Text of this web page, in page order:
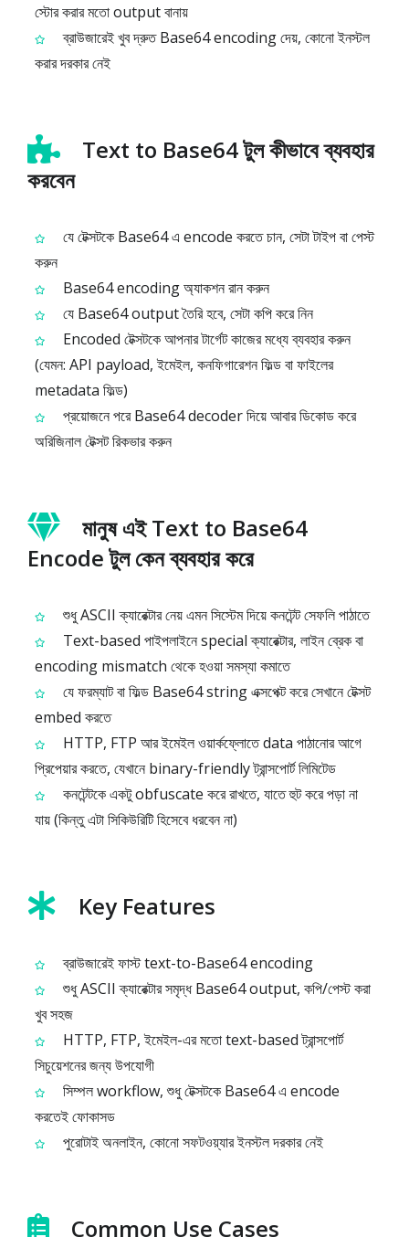
স্টোর করার মতো output বানায়
ব্রাউজারেই খুব দ্রুত Base64 encoding দেয়, কোনো ইনস্টল
করার দরকার নেই
Text to Base64 টুল কীভাবে ব্যবহার
করবেন
যে টেক্সটকে Base64 এ encode করতে চান, সেটা টাইপ বা পেস্ট
করুন
Base64 encoding অ্যাকশন রান করুন
যে Base64 output তৈরি হবে, সেটা কপি করে নিন
Encoded টেক্সটকে আপনার টার্গেট কাজের মধ্যে ব্যবহার করুন
(যেমন: API payload, ইমেইল, কনফিগারেশন ফিল্ড বা ফাইলের
metadata ফিল্ড)
প্রয়োজনে পরে Base64 decoder দিয়ে আবার ডিকোড করে
অরিজিনাল টেক্সট রিকভার করুন
মানুষ এই Text to Base64
Encode টুল কেন ব্যবহার করে
শুধু ASCII ক্যারেক্টার নেয় এমন সিস্টেম দিয়ে কনটেন্ট সেফলি পাঠাতে
Text-based পাইপলাইনে special ক্যারেক্টার, লাইন ব্রেক বা
encoding mismatch থেকে হওয়া সমস্যা কমাতে
যে ফরম্যাট বা ফিল্ড Base64 string এক্সপেক্ট করে সেখানে টেক্সট
embed করতে
HTTP, FTP আর ইমেইল ওয়ার্কফ্লোতে data পাঠানোর আগে
প্রিপেয়ার করতে, যেখানে binary-friendly ট্রান্সপোর্ট লিমিটেড
কনটেন্টকে একটু obfuscate করে রাখতে, যাতে হুট করে পড়া না
যায় (কিন্তু এটা সিকিউরিটি হিসেবে ধরবেন না)
Key Features
ব্রাউজারেই ফাস্ট text-to-Base64 encoding
শুধু ASCII ক্যারেক্টার সমৃদ্ধ Base64 output, কপি/পেস্ট করা
খুব সহজ
HTTP, FTP, ইমেইল-এর মতো text-based ট্রান্সপোর্ট
সিচুয়েশনের জন্য উপযোগী
সিম্পল workflow, শুধু টেক্সটকে Base64 এ encode
করতেই ফোকাসড
পুরোটাই অনলাইন, কোনো সফটওয়্যার ইনস্টল দরকার নেই
Common Use Cases